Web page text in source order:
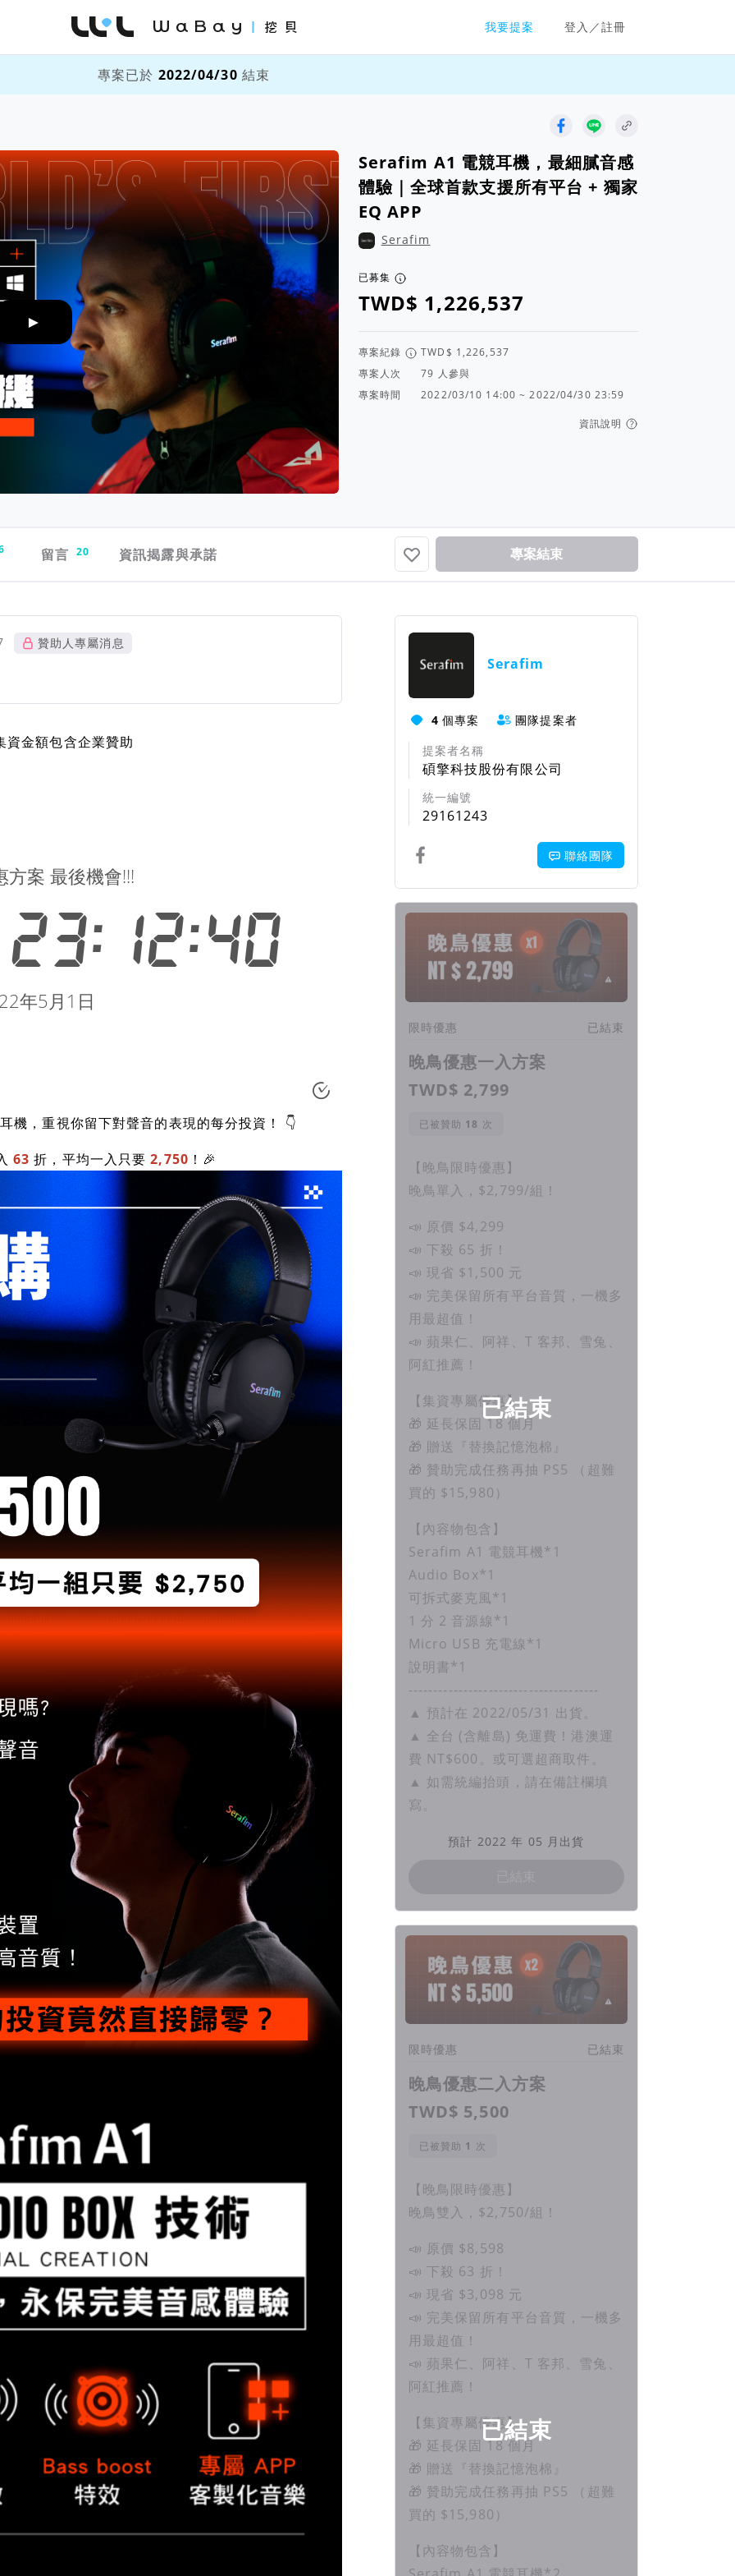
我要提案 登入／註冊
WaBay 挖貝 | 台灣最值得信賴的群眾集資 / 群眾募資平台
專案已於 2022/04/30 結束
►
Serafim A1 電競耳機，最細膩音感
體驗｜全球首款支援所有平台 + 獨家
EQ APP
Serafim
已募集
專案紀錄
專案人次
人參與
專案時間
2022/03/10 14:00 ~ 2022/04/30 23:59
資訊說明
留言 20 資訊揭露與承諾 專案結束
贊助人專屬消息
金額包含企業贊助
機，重視你留下對聲音的表現的每分投資！ 👇
63 折，平均一入只要 2,750 ！🎉
Serafim
4 個專案
團隊提案者
提案者名稱
碩擎科技股份有限公司
統一編號
29161243
聯絡團隊
回饋項目
已結束
限時優惠 已結束
晚鳥優惠一入方案
TWD$ 2,799
已被贊助 次
【晚鳥限時優惠】
晚鳥單入，$2,799/組！
📣 原價 $4,299
📣 下殺 65 折！
📣 現省 $1,500 元
📣 完美保留所有平台音質，一機多
用最超值！
📣 蘋果仁、阿祥、T 客邦、雪兔、
阿紅推薦！
【集資專屬優惠】
🎁 延長保固 18 個月
🎁 贈送『替換記憶泡棉』
🎁 贊助完成任務再抽 PS5 （超難
買的 $15,980）
【內容物包含】
Serafim A1 電競耳機*1
Audio Box*1
可拆式麥克風*1
1 分 2 音源線*1
Micro USB 充電線*1
說明書*1
--------------------------------------
▲ 預計在 2022/05/31 出貨。
▲ 全台 (含離島) 免運費！港澳運
費 NT$600。或可選超商取件。
▲ 如需統編抬頭，請在備註欄填
寫。
預計 2022 年 05 月出貨
已結束
限時優惠 已結束
晚鳥優惠二入方案
TWD$ 5,500
已被贊助 次
【晚鳥限時優惠】
晚鳥雙入，$2,750/組！
📣 原價 $8,598
📣 下殺 63 折！
📣 現省 $3,098 元
📣 完美保留所有平台音質，一機多
用最超值！
📣 蘋果仁、阿祥、T 客邦、雪兔、
阿紅推薦！
【集資專屬優惠】
🎁 延長保固 18 個月
🎁 贈送『替換記憶泡棉』
🎁 贊助完成任務再抽 PS5 （超難
買的 $15,980）
【內容物包含】